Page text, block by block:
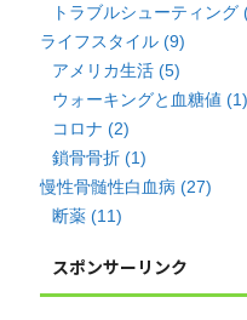
トラブルシューティング
ライフスタイル (9)
アメリカ生活 (5)
ウォーキングと血糖値 (1)
コロナ (2)
鎖骨骨折 (1)
慢性骨髄性白血病 (27)
断薬 (11)
スポンサーリンク